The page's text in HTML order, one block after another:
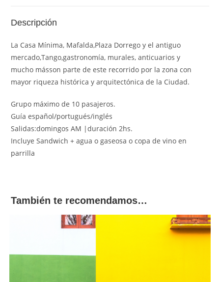
Descripción
La Casa Mínima, Mafalda,Plaza Dorrego y el antiguo
mercado,Tango,gastronomía, murales, anticuarios y
mucho másson parte de este recorrido por la zona con
mayor riqueza histórica y arquitectónica de la Ciudad.
Grupo máximo de 10 pasajeros.
Guía español/portugués/inglés
Salidas:domingos AM |duración 2hs.
Incluye Sandwich + agua o gaseosa o copa de vino en
parrilla
También te recomendamos…